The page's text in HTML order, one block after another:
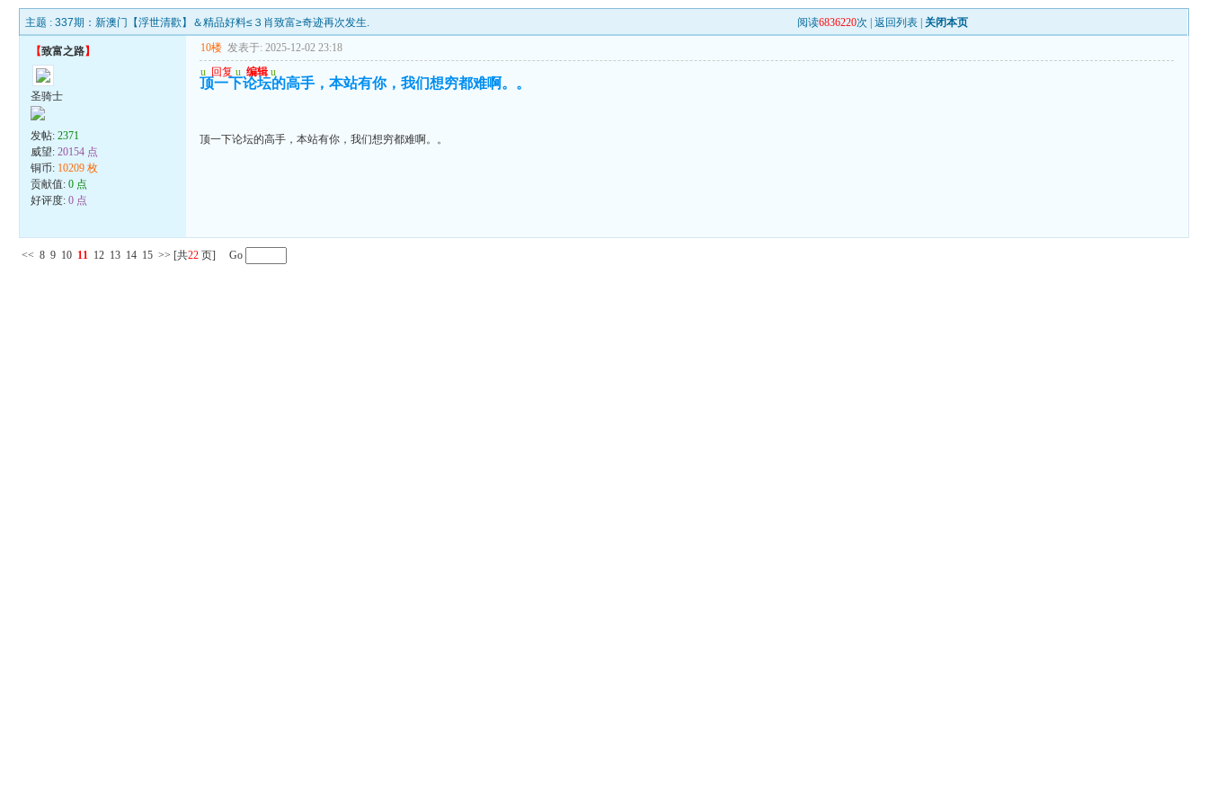
主题 :337期：新澳门【浮世清歡】＆精品好料≤３肖致富≥奇迹再次发生. 阅读6836220次 |返回列表 关闭本页
【致富之路】
圣骑士
发帖:2371
威望:20154 点
铜币: 10209 枚
贡献值:0 点
好评度:0 点
10楼 发表于: 2025-12-02 23:18
u 回复 u 编辑 u
顶一下论坛的高手，本站有你，我们想穷都难啊。。
顶一下论坛的高手，本站有你，我们想穷都难啊。。
<< 8 9 10 11 12 13 14 15 >> [共22 页] Go